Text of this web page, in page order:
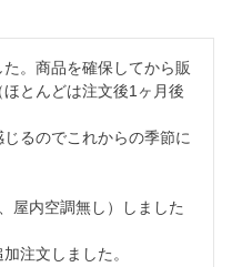
。商品を確保してから販
とんどは注文後1ヶ月後
るのでこれからの季節に
屋内空調無し）しました
注文しました。